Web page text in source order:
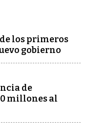
los primeros
gobierno
de
millones al